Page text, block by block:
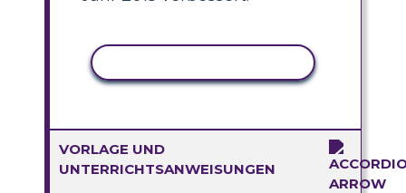
VORLAGE UND
UNTERRICHTSANWEISUNGEN